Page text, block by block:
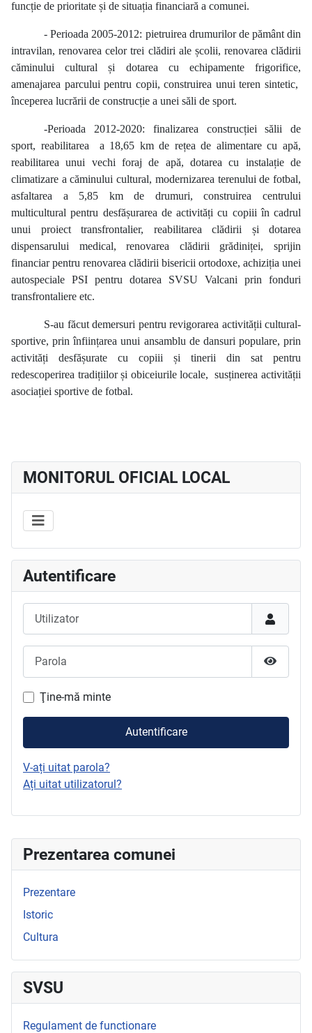
Prezentarea comunei
Prezentare
Istoric
Cultura
SVSU
Regulament de functionare
funcție de prioritate și de situația financiară a comunei.
- Perioada 2005-2012: pietruirea drumurilor de pământ din
intravilan, renovarea celor trei clădiri ale școlii, renovarea clădirii
căminului cultural și dotarea cu echipamente frigorifice,
amenajarea parcului pentru copii, construirea unui teren sintetic,
începerea lucrării de construcție a unei săli de sport.
-Perioada 2012-2020: finalizarea construcției sălii de
sport, reabilitarea
a 18,65 km de rețea de alimentare cu apă,
reabilitarea unui vechi foraj de apă, dotarea cu instalație de
climatizare a căminului cultural, modernizarea terenului de fotbal,
asfaltarea a 5,85 km de drumuri, construirea centrului
multicultural pentru desfășurarea de activități cu copiii în cadrul
unui proiect transfrontalier, reabilitarea clădirii și dotarea
dispensarului medical, renovarea clădirii grădiniței, sprijin
financiar pentru renovarea clădirii bisericii ortodoxe, achiziția unei
autospeciale PSI pentru dotarea SVSU Valcani prin fonduri
transfrontaliere etc.
S-au făcut demersuri pentru revigorarea activității cultural-
sportive, prin înființarea unui ansamblu de dansuri populare, prin
activități desfășurate cu copiii și tinerii din sat pentru
redescoperirea tradițiilor și obiceiurile locale,
susținerea activității
asociației sportive de fotbal.
MONITORUL OFICIAL LOCAL
Autentificare
Arată
Ţine-mă minte
Autentificare
V-ați uitat parola?
Ați uitat utilizatorul?